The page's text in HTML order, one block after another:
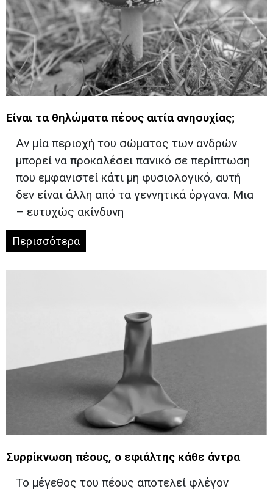
Είναι τα θηλώματα πέους αιτία ανησυχίας;
Αν μία περιοχή του σώματος των ανδρών
μπορεί να προκαλέσει πανικό σε περίπτωση
που εμφανιστεί κάτι μη φυσιολογικό, αυτή
δεν είναι άλλη από τα γεννητικά όργανα. Μια
– ευτυχώς ακίνδυνη
Περισσότερα
Συρρίκνωση πέους, ο εφιάλτης κάθε άντρα
Το μέγεθος του πέους αποτελεί φλέγον